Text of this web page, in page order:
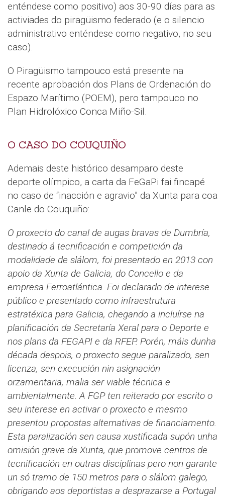
enténdese como positivo) aos 30-90 días para as
activiades do piragüismo federado (e o silencio
administrativo enténdese como negativo, no seu
caso).
O Piragüismo tampouco está presente na
recente aprobación dos Plans de Ordenación do
Espazo Marítimo (POEM), pero tampouco no
Plan Hidrolóxico Conca Miño-Sil.
O CASO DO COUQUIÑO
Ademais deste histórico desamparo deste
deporte olímpico, a carta da FeGaPi fai fincapé
no caso de “inacción e agravio” da Xunta para coa
Canle do Couquiño:
O proxecto do canal de augas bravas de Dumbría,
destinado á tecnificación e competición da
modalidade de slálom, foi presentado en 2013 con
apoio da Xunta de Galicia, do Concello e da
empresa Ferroatlántica. Foi declarado de interese
público e presentado como infraestrutura
estratéxica para Galicia, chegando a incluírse na
planificación da Secretaría Xeral para o Deporte e
nos plans da FEGAPI e da RFEP. Porén, máis dunha
década despois, o proxecto segue paralizado, sen
licenza, sen execución nin asignación
orzamentaria, malia ser viable técnica e
ambientalmente. A FGP ten reiterado por escrito o
seu interese en activar o proxecto e mesmo
presentou propostas alternativas de financiamento.
Esta paralización sen causa xustificada supón unha
omisión grave da Xunta, que promove centros de
tecnificación en outras disciplinas pero non garante
un só tramo de 150 metros para o slálom galego,
obrigando aos deportistas a desprazarse a Portugal